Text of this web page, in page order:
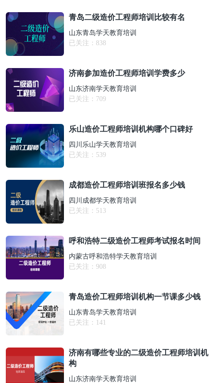
青岛二级造价工程师培训比较有名
山东青岛学天教育培训
已关注： 838
济南参加造价工程师培训学费多少
山东济南学天教育培训
已关注： 709
乐山造价工程师培训机构哪个口碑好
四川乐山学天教育培训
已关注： 539
成都造价工程师培训班报名多少钱
四川成都学天教育培训
已关注： 513
呼和浩特二级造价工程师考试报名时间
内蒙古呼和浩特学天教育培训
已关注： 908
青岛造价工程师培训机构一节课多少钱
山东青岛学天教育培训
已关注： 141
济南有哪些专业的二级造价工程师培训机
构
山东济南学天教育培训